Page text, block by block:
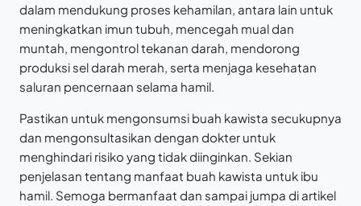
dalam mendukung proses kehamilan, antara lain untuk
meningkatkan imun tubuh, mencegah mual dan
muntah, mengontrol tekanan darah, mendorong
produksi sel darah merah, serta menjaga kesehatan
saluran pencernaan selama hamil.
Pastikan untuk mengonsumsi buah kawista secukupnya
dan mengonsultasikan dengan dokter untuk
menghindari risiko yang tidak diinginkan. Sekian
penjelasan tentang manfaat buah kawista untuk ibu
hamil. Semoga bermanfaat dan sampai jumpa di artikel